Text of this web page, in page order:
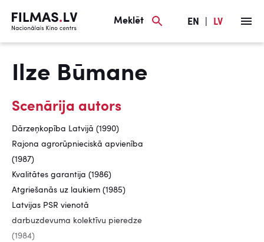
Meklēt EN LV
Ilze Būmane
Scenārija autors
Dārzeņkopība Latvijā (1990)
Rajona agrorūpnieciskā apvienība
(1987)
Kvalitātes garantija (1986)
Atgriešanās uz laukiem (1985)
Latvijas PSR vienotā
darbuzdevuma kolektīvu pieredze
(1984)